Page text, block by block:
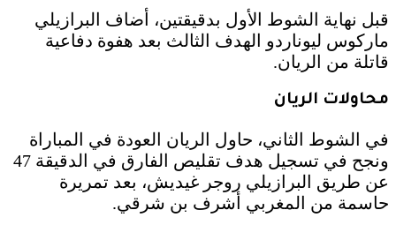
قبل نهاية الشوط الأول بدقيقتين، أضاف البرازيلي
ماركوس ليوناردو الهدف الثالث بعد هفوة دفاعية
قاتلة من الريان.
محاولات الريان
في الشوط الثاني، حاول الريان العودة في المباراة
ونجح في تسجيل هدف تقليص الفارق في الدقيقة 47
عن طريق البرازيلي روجر غيديش، بعد تمريرة
حاسمة من المغربي أشرف بن شرقي.